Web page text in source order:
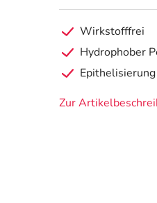
Wirkstofffrei
Hydrophober
Zur